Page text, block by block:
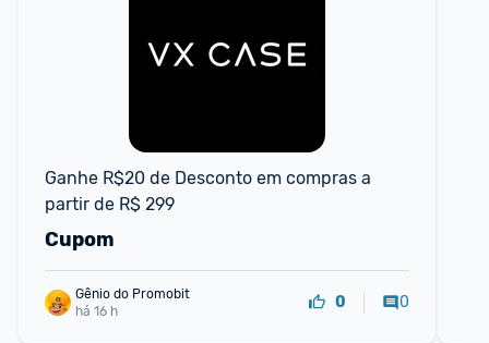
Ganhe R$20 de Desconto em compras a
partir de R$ 299
Cupom
Gênio do Promobit
há 16 h
0 0